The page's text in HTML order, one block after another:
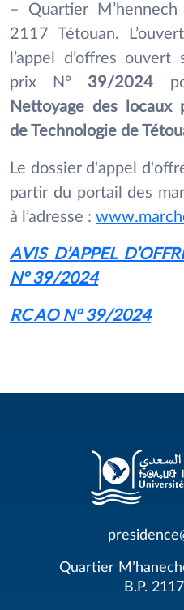
– Quartier
2117 Tétouan.
l’appel d’offres
prix N° 39/2024
Nettoyage des locaux
de Technologie de
Le dossier d'appel
partir du portail des
à l’adresse :
AVIS D’APPEL
N° 39/2024
RC AO N° 39/2024
Quartier
B.P.